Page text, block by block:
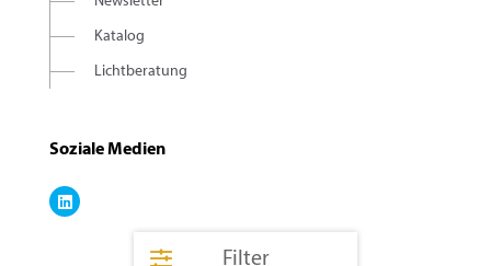
Filter
Katalog
Lichtberatung
Soziale Medien